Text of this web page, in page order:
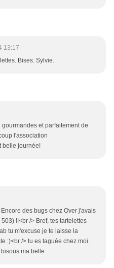
13:17
Bises. Sylvie.
et parfaitement de
l'association
belle journée!
des bugs chez Over j'avais
!!<br /> Bref, tes tartelettes
tu m'excuse je te laisse la
:)<br /> tu es taguée chez moi.
ma belle